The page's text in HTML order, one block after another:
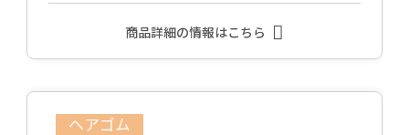
商品詳細の情報はこちら
ヘアゴム